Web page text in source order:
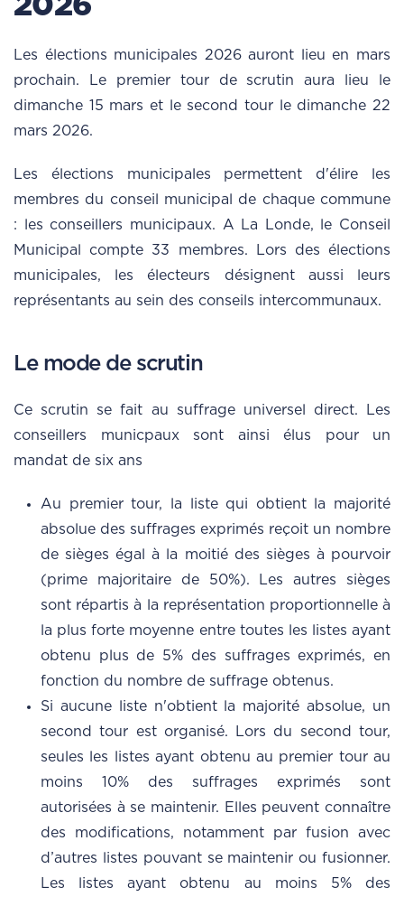
Les élections municipales 2026 auront lieu en mars
prochain. Le premier tour de scrutin aura lieu le
dimanche 15 mars et le second tour le dimanche 22
mars 2026.
Les élections municipales permettent d'élire les
membres du conseil municipal de chaque commune
: les conseillers municipaux. A La Londe, le Conseil
Municipal compte 33 membres. Lors des élections
municipales, les électeurs désignent aussi leurs
représentants au sein des conseils intercommunaux.
Le mode de scrutin
Ce scrutin se fait au suffrage universel direct. Les
conseillers municpaux sont ainsi élus pour un
mandat de six ans
Au premier tour, la liste qui obtient la majorité
absolue des suffrages exprimés reçoit un nombre
de sièges égal à la moitié des sièges à pourvoir
(prime majoritaire de 50%). Les autres sièges
sont répartis à la représentation proportionnelle à
la plus forte moyenne entre toutes les listes ayant
obtenu plus de 5% des suffrages exprimés, en
fonction du nombre de suffrage obtenus.
Si aucune liste n'obtient la majorité absolue, un
second tour est organisé. Lors du second tour,
seules les listes ayant obtenu au premier tour au
moins 10% des suffrages exprimés sont
autorisées à se maintenir. Elles peuvent connaître
des modifications, notamment par fusion avec
d’autres listes pouvant se maintenir ou fusionner.
Les listes ayant obtenu au moins 5% des